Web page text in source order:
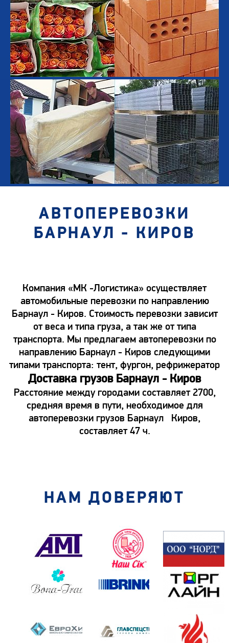
АВТОПЕРЕВОЗКИ
БАРНАУЛ - КИРОВ
Компания «МК -Логистика» осуществляет
автомобильные перевозки по направлению
Барнаул - Киров. Стоимость перевозки зависит
от веса и типа груза, а так же от типа
транспорта. Мы предлагаем автоперевозки по
направлению Барнаул - Киров следующими
типами транспорта: тент, фургон, рефрижератор
Доставка грузов Барнаул - Киров
Расстояние между городами составляет 2700,
средняя время в пути, необходимое для
автоперевозки грузов Барнаул Киров,
составляет 47 ч.
НАМ ДОВЕРЯЮТ